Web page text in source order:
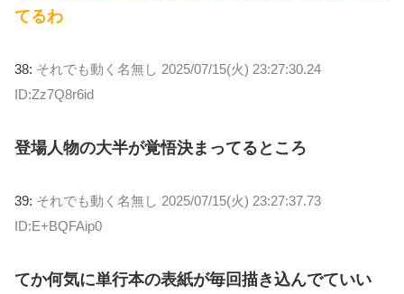
てるわ
38: それでも動く名無し 2025/07/15(火) 23:27:30.24
ID:Zz7Q8r6id
登場人物の大半が覚悟決まってるところ
39: それでも動く名無し 2025/07/15(火) 23:27:37.73
ID:E+BQFAip0
てか何気に単行本の表紙が毎回描き込んでていい